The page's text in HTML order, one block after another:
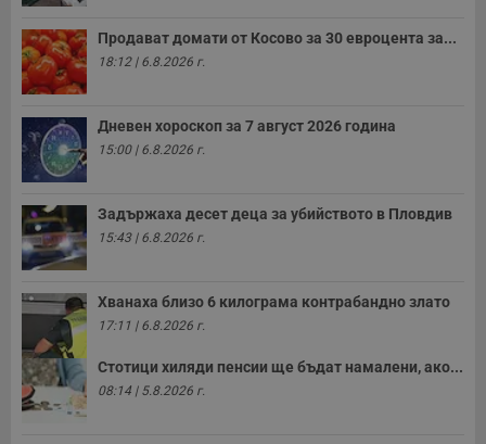
Продават домати от Косово за 30 евроцента за...
18:12 | 6.8.2026 г.
Дневен хороскоп за 7 август 2026 година
15:00 | 6.8.2026 г.
Задържаха десет деца за убийството в Пловдив
15:43 | 6.8.2026 г.
Хванаха близо 6 килограма контрабандно злато
17:11 | 6.8.2026 г.
Стотици хиляди пенсии ще бъдат намалени, ако...
08:14 | 5.8.2026 г.